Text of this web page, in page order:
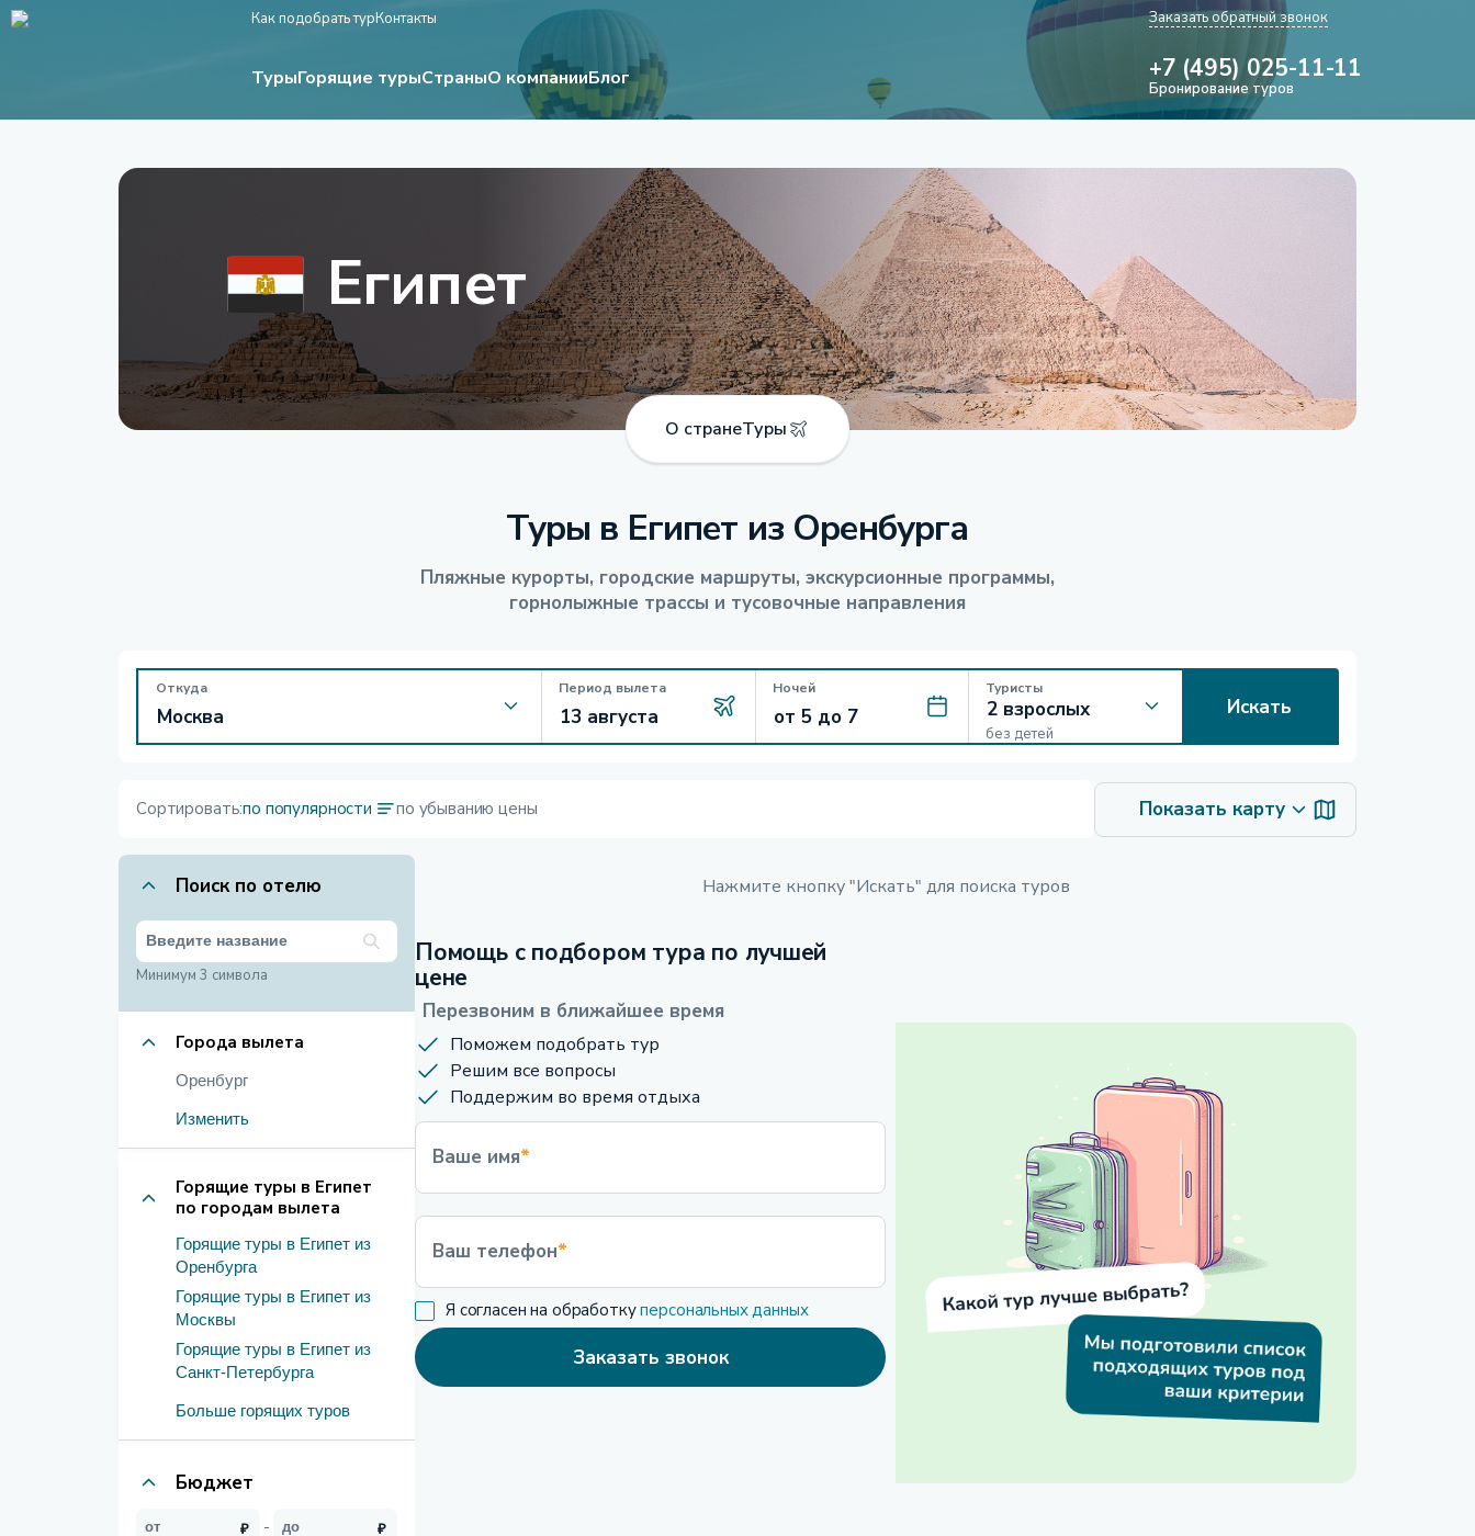
Как подобрать турКонтакты
ТурыГорящие турыСтраныО компанииБлог
Заказать обратный звонок
+7 (495) 025-11-11
Бронирование туров
Египет
О странеТуры
Туры в Египет из Оренбурга
Пляжные курорты, городские маршруты, экскурсионные программы,
горнолыжные трассы и тусовочные направления
Откуда Период вылета Ночей Туристы
без детей
Искать
Сортировать:по популярности по убыванию цены Показать карту
Поиск по отелю
Минимум 3 символа
Города вылета
Оренбург
Изменить
Горящие туры в Египет
по городам вылета
Горящие туры в Египет из
Оренбурга
Горящие туры в Египет из
Москвы
Горящие туры в Египет из
Санкт-Петербурга
Больше горящих туров
Бюджет
Нажмите кнопку "Искать" для поиска туров
Помощь с подбором тура по лучшей
цене
Перезвоним в ближайшее время
Поможем подобрать тур
Решим все вопросы
Поддержим во время отдыха
Ваше имя*
Ваш телефон*
Я согласен на обработкуперсональных данных
Заказать звонок